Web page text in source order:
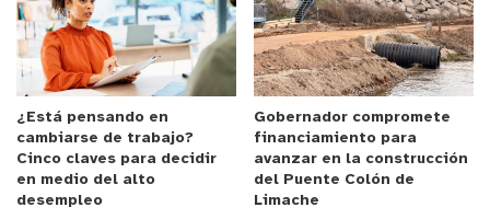
sudoración. “es necesario beber al día 1,5 litros de
agua en esta época, ya sea en infusiones, fruta,
batidos, sopa y más” comenta la especialista.
Además, aseguran la importancia de no exponerse
al exceso de sol y buscar resguardo el lugares
ventilados. “sabemos que el sol, por la vitamina D,
¿Está pensando en
cambiarse de trabajo?
Cinco claves para decidir
en medio del alto
desempleo
Gobernador compromete
financiamiento para
avanzar en la construcción
del Puente Colón de
Limache